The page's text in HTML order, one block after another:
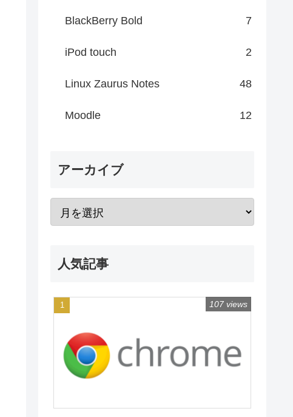
BlackBerry Bold 7
iPod touch 2
Linux Zaurus Notes 48
Moodle 12
アーカイブ
人気記事
107 views